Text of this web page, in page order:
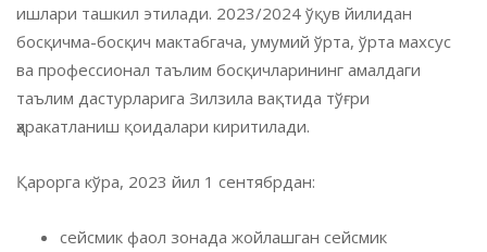
ишлари ташкил этилади. 2023/2024 ўқув йилидан
босқичма-босқич мактабгача, умумий ўрта, ўрта махсус
ва профессионал таълим босқичларининг амалдаги
таълим дастурларига Зилзила вақтида тўғри
ҳаракатланиш қоидалари киритилади.
Қарорга кўра, 2023 йил 1 сентябрдан:
сейсмик фаол зонада жойлашган сейсмик